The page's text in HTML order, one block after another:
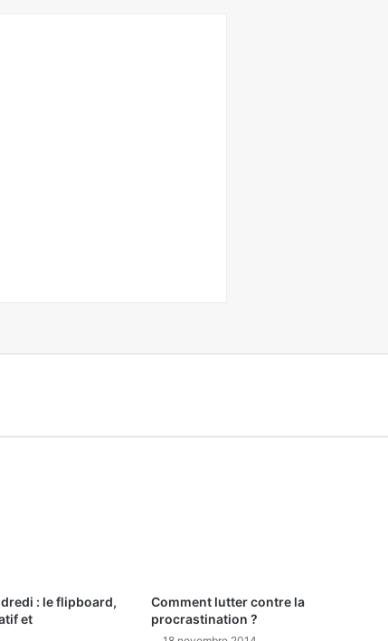
: le flipboard,
et
Comment lutter contre la
procrastination ?